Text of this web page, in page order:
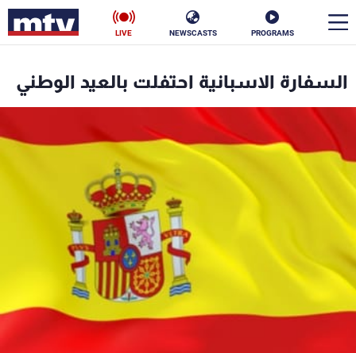
PROGRAMS
NEWSCASTS
LIVE
السفارة الاسبانية احتفلت بالعيد الوطني
سياسة ناس
إقتصاد فن
منوعات رياضة
كأس العالم